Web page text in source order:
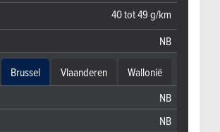
40 tot 49 g/km
NB
Brussel Vlaanderen
Wallonië
NB
NB